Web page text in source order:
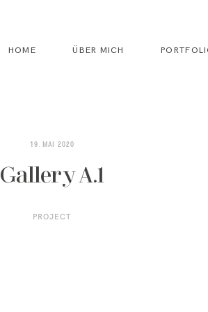
HOME ÜBER MICH
19. MAI 2020
Gallery A.1
PROJECT